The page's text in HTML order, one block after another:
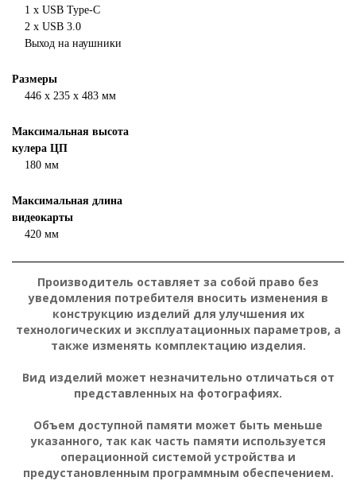
1 х USB Type-C
2 х USB 3.0
Выход на наушники
Размеры
446 х 235 х 483 мм
Максимальная высота
кулера ЦП
180 мм
Максимальная длина
видеокарты
420 мм
Производитель оставляет за собой право без
уведомления потребителя вносить изменения в
конструкцию изделий для улучшения их
технологических и эксплуатационных параметров, а
также изменять комплектацию изделия.
Вид изделий может незначительно отличаться от
представленных на фотографиях.
Объем доступной памяти может быть меньше
указанного, так как часть памяти используется
операционной системой устройства и
предустановленным программным обеспечением.